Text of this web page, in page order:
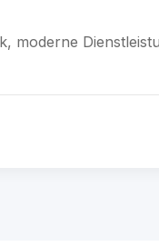
moderne